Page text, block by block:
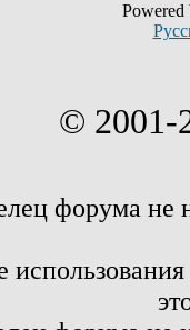
© 2001-
форума не